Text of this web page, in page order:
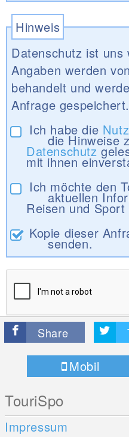
Hinweis
Datenschutz ist uns
Angaben werden
behandelt und
Anfrage gespeichert.
Ich habe die
die Hinweise
Datenschutz
mit ihnen
Ich möchte den
aktuellen
Reisen und
Kopie dieser
senden.
Share
Mobil
TouriSpo
Impressum